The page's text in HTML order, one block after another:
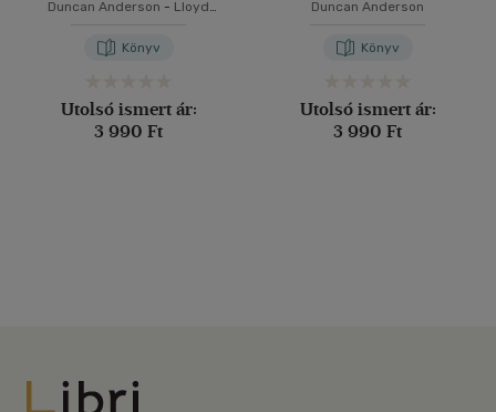
Duncan Anderson - Lloyd
Könyv
Utolsó ismert ár:
3 990 Ft
Duncan Anderson
Könyv
Utolsó ismert ár:
3 990 Ft
Libri